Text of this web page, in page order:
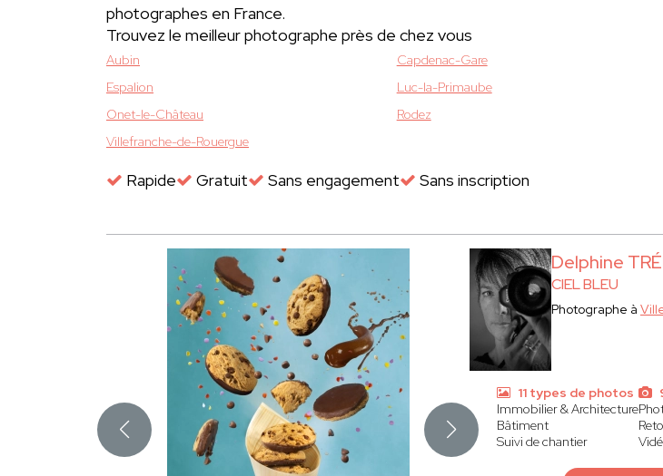
photographes en France.
Trouvez le meilleur photographe près de chez vous
Aubin Capdenac-Gare
Espalion
Luc-la-Primaube
Onet-le-Château
Rodez
Villefranche-de-Rouergue
Rapide Gratuit Sans engagement Sans inscription
Delphine
CIEL BLEU
Photographe à
11 types de photos
Immobilier & Architecture
Bâtiment
Suivi de chantier